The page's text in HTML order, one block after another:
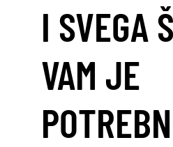
I SVEGA
VAM JE